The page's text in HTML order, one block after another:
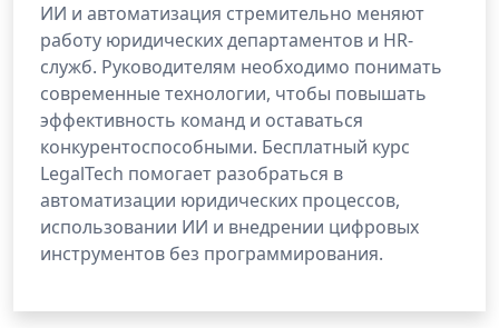
ИИ и автоматизация стремительно меняют
работу юридических департаментов и HR-
служб. Руководителям необходимо понимать
современные технологии, чтобы повышать
эффективность команд и оставаться
конкурентоспособными. Бесплатный курс
LegalTech помогает разобраться в
автоматизации юридических процессов,
использовании ИИ и внедрении цифровых
инструментов без программирования.